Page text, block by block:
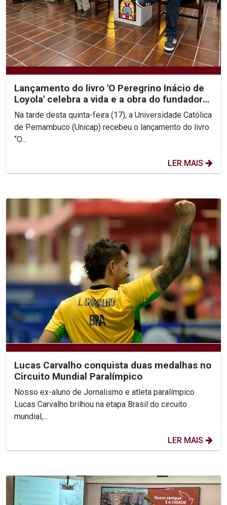
Lançamento do livro 'O Peregrino Inácio de
Loyola' celebra a vida e a obra do fundador
da...
Na tarde desta quinta-feira (17), a Universidade Católica
de Pernambuco (Unicap) recebeu o lançamento do livro
“O...
LER MAIS
Lucas Carvalho conquista duas medalhas no
Circuito Mundial Paralímpico
Nosso ex-aluno de Jornalismo e atleta paralímpico
Lucas Carvalho brilhou na etapa Brasil do circuito
mundial,...
LER MAIS